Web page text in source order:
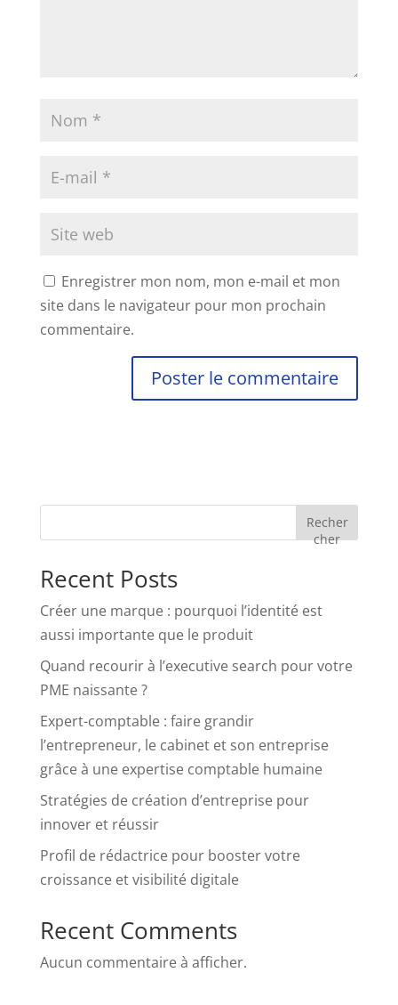
Enregistrer mon nom, mon e-mail et mon
site dans le navigateur pour mon prochain
commentaire.
Recher
cher
Recent Posts
Créer une marque : pourquoi l’identité est
aussi importante que le produit
Quand recourir à l’executive search pour votre
PME naissante ?
Expert-comptable : faire grandir
l’entrepreneur, le cabinet et son entreprise
grâce à une expertise comptable humaine
Stratégies de création d’entreprise pour
innover et réussir
Profil de rédactrice pour booster votre
croissance et visibilité digitale
Recent Comments
Aucun commentaire à afficher.